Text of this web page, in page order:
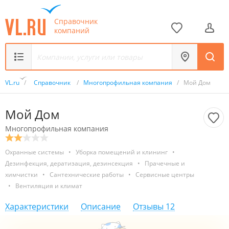
Справочник
компаний
VL.ru / Справочник / Многопрофильная компания / Мой Дом
Мой Дом
Многопрофильная компания
Охранные системы • Уборка помещений и клининг •
Дезинфекция, дератизация, дезинсекция
•
Прачечные и
химчистки
• Сантехнические работы •
Сервисные центры
•
Вентиляция и климат
Характеристики Описание Отзывы 12